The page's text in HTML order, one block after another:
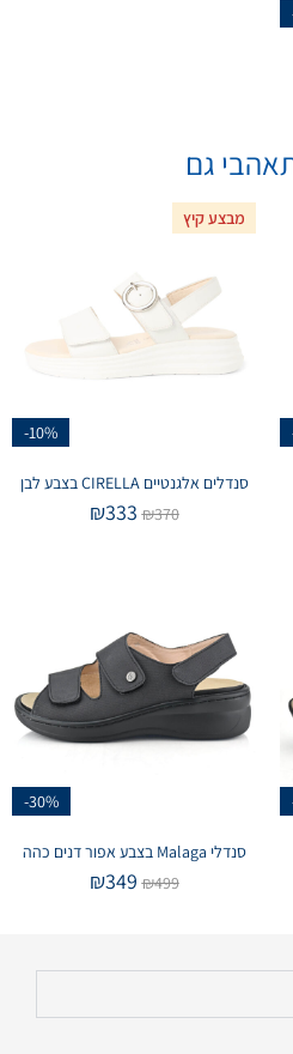
גם
מבצע קיץ
-10%
סנדלים אלגנטיים CIRELLA בצבע לבן
₪370
₪333
-30%
סנדלי Malaga בצבע אפור דנים כהה
₪499
₪349